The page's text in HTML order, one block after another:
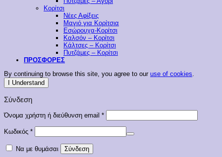
Κορίτσι
Νέες Αφίξεις
Μαγιό για Κορίτσια
Εσώρουχα-Κορίτσι
Καλσόν – Κορίτσι
Κάλτσες – Κορίτσι
Πυτζάμες – Κορίτσι
ΠΡΟΣΦΟΡΕΣ
By continuing to browse this site, you agree to our use of cookies
I Understand
Σύνδεση
Όνομα χρήστη ή διεύθυνση email *Απαιτείται
Κωδικός *Απαιτείται
Να με θυμάσαι Σύνδεση